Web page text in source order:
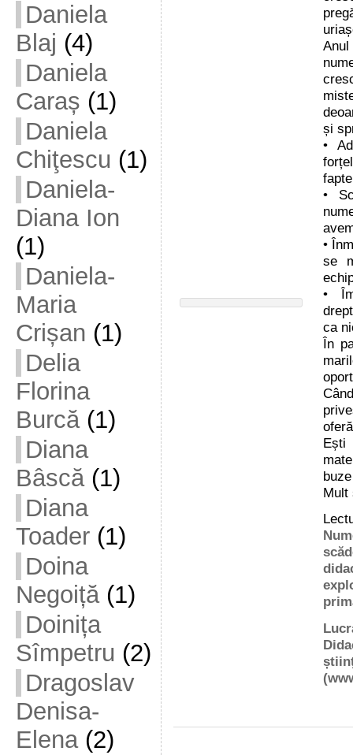
Daniela
Blaj (4)
Daniela
Caraș (1)
Daniela
Chiţescu (1)
Daniela-
Diana Ion
(1)
Daniela-
Maria
Crișan (1)
Delia
Florina
Burcă(1)
Diana
Bâscă(1)
Diana
Toader(1)
Doina
Negoiță(1)
Doinița
Sîmpetru (2)
Dragoslav
Denisa-
Elena(2)
și
•
•
•
se
•
ca
În
Ești
Mult
(